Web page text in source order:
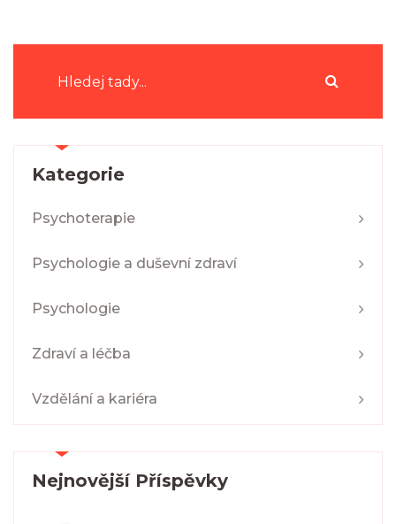
Kategorie
Psychoterapie
Psychologie a duševní zdraví
Psychologie
Zdraví a léčba
Vzdělání a kariéra
Nejnovější Příspěvky